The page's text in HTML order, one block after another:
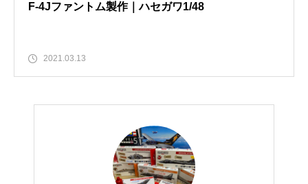
F-4Jファントム製作｜ハセガワ1/48
2021.03.13